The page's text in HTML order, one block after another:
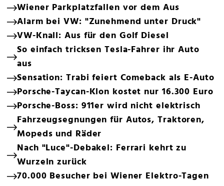
Wiener Parkplatzfallen vor dem Aus
Alarm bei VW: "Zunehmend unter Druck"
VW-Knall: Aus für den Golf Diesel
So einfach tricksen Tesla-Fahrer ihr Auto
aus
Sensation: Trabi feiert Comeback als E-Auto
Porsche-Taycan-Klon kostet nur 16.300 Euro
Porsche-Boss: 911er wird nicht elektrisch
Fahrzeugsegnungen für Autos, Traktoren,
Mopeds und Räder
Nach "Luce"-Debakel: Ferrari kehrt zu
Wurzeln zurück
70.000 Besucher bei Wiener Elektro-Tagen